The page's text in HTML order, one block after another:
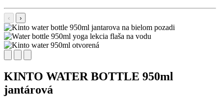
‹ ›
KINTO WATER BOTTLE 950ml
jantárová